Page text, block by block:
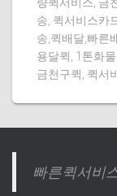
송, 퀵서비스카
송,퀵배달,빠른
용달퀵, 1톤화
금천구퀵, 퀵서
빠른퀵서비